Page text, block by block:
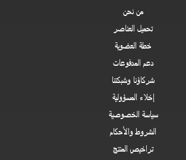
من نحن
تحميل العناصر
خطة العضوية
دعم المدفوعات
شركاؤنا وشبكتنا
إخلاء المسؤولية
سياسة الخصوصية
الشروط والأحكام
تراخيص المنتج